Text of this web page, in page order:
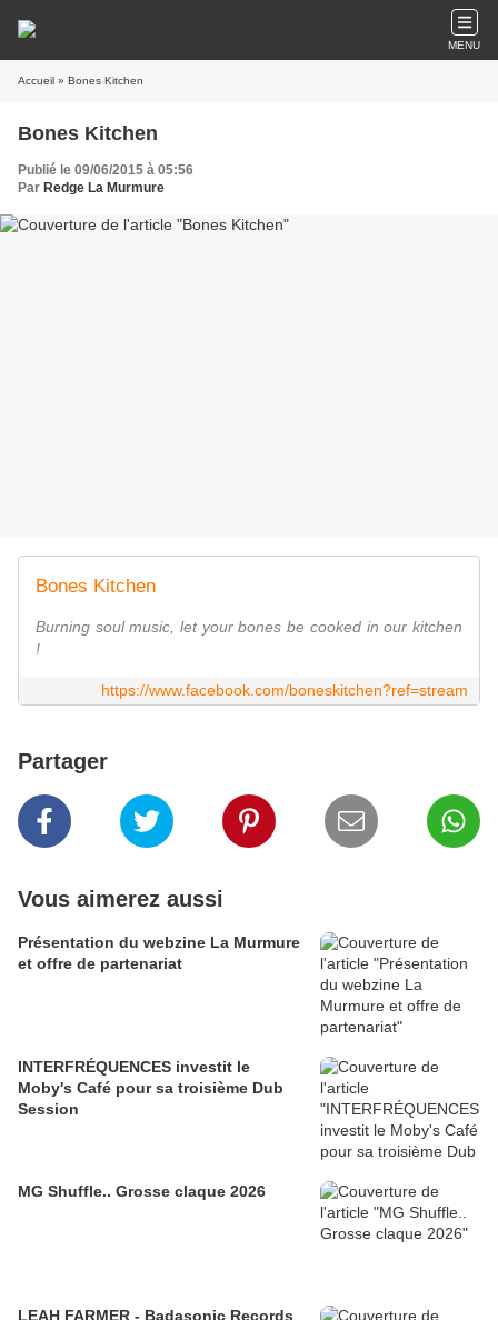
MENU
Accueil » Bones Kitchen
Bones Kitchen
Publié le 09/06/2015 à 05:56
Par Redge La Murmure
Bones Kitchen
Burning soul music, let your bones be cooked in our kitchen
!
https://www.facebook.com/boneskitchen?ref=stream
Partager
Vous aimerez aussi
Présentation du webzine La Murmure
et offre de partenariat
INTERFRÉQUENCES investit le
Moby's Café pour sa troisième Dub
Session
MG Shuffle.. Grosse claque 2026
LEAH FARMER - Badasonic Records